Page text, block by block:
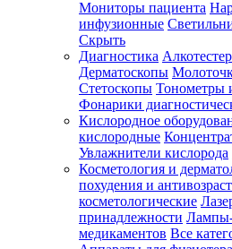
Мониторы пациента
инфузионные
Скрыть
Диагностика
Дерматоскопы
Стетоскопы Тонометры
Фонарики
Кислородное
кислородные
Увлажнители кислорода
Косметология и
похудения и
косметологические
принадлежности
медикаментов Все